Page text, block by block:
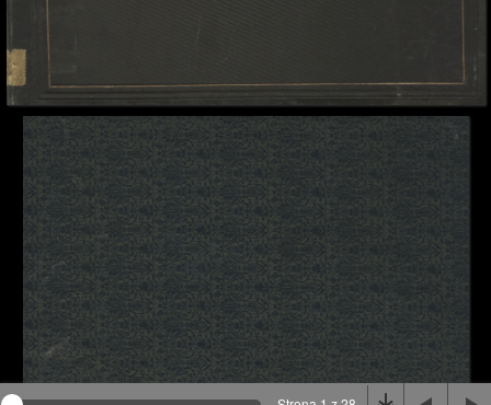
Na stronie wykorzystywane są pliki cookie, bądź
podobne rozwiązania. Aby poznać szczegóły zapoznaj
się z
polityką prywatności .
Rozumiem